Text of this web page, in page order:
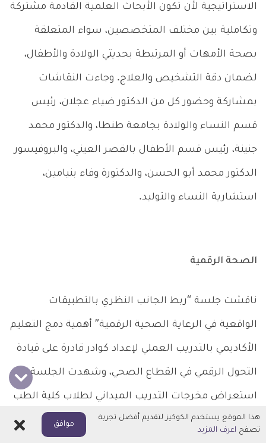
الاستراتيجية لأن تكون الأبحاث العلمية القادمة مشتركة
وتكاملية بين مختلف المتخصصين، سواء المتعلقة
بصحة الأمهات أو المرتبطة بحديثي الولادة والأطفال،
لضمان دقة التشخيص والعلاج. وجاءت النقاشات
بمشاركة وحضور كل من الدكتور ضياء عجلان، رئيس
قسم النساء والولادة بجامعة طنطا، والدكتور محمد
جنينة، رئيس قسم الأطفال بالقصر العيني، والبروفيسور
الدكتور محمد أبو الحسن، والدكتورة وفاء بنيامين،
استشارية النساء والتوليد.
الصحة الرقمية
ناقشت جلسة “ربط الجانب النظري بالتطبيقات
الواقعية في الرعاية الصحية الرقمية” أهمية دمج التعليم
الأكاديمي بالتدريب العملي لإعداد كوادر قادرة على قيادة
التحول الرقمي في القطاع الصحي، وشهدت الجلسة
استعراض مخرجات التدريب الميداني لطلاب كلية الطب
في 4 جامعات مصرية
هذا الموقع يستخدم الكوكيز لتقديم أفضل تجربة
تصفح اعرف المزيد
موافق اغلاق